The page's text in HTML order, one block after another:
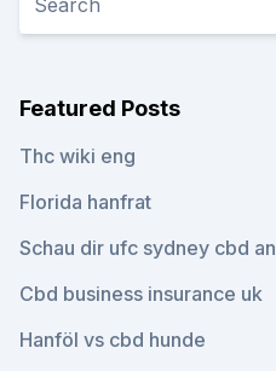
Featured Posts
Thc wiki eng
Florida hanfrat
Schau dir ufc sydney cbd an
Cbd business insurance uk
Hanföl vs cbd hunde